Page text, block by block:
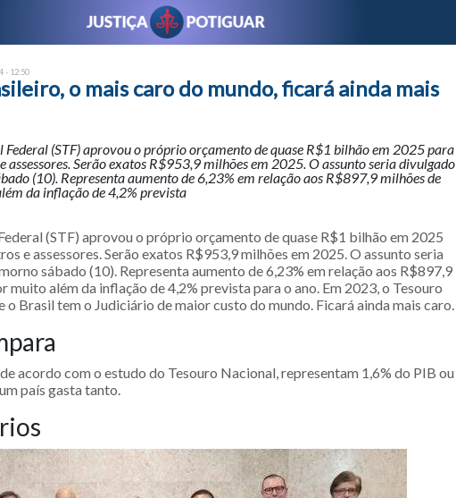
- 12:50
o mais caro do mundo, ficará ainda mais
Federal (STF) aprovou o próprio orçamento de quase R$1 bilhão em 2025 para
assessores. Serão exatos R$953,9 milhões em 2025. O assunto seria divulgado
(10). Representa aumento de 6,23% em relação aos R$897,9 milhões de
da inflação de 4,2% prevista
(STF) aprovou o próprio orçamento de quase R$1 bilhão em 2025
e assessores. Serão exatos R$953,9 milhões em 2025. O assunto seria
sábado (10). Representa aumento de 6,23% em relação aos R$897,9
muito além da inflação de 4,2% prevista para o ano. Em 2023, o Tesouro
o Brasil tem o Judiciário de maior custo do mundo. Ficará ainda mais caro.
acordo com o estudo do Tesouro Nacional, representam 1,6% do PIB ou
país gasta tanto.